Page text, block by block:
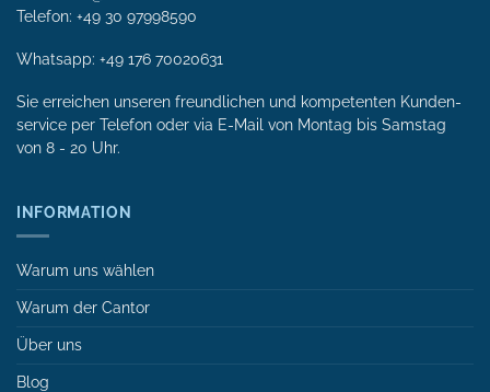
Telefon: +49 30 97998590
Whatsapp: +49 176 70020631
Sie erreichen unseren freundlichen und kompetenten Kunden­
service per Tele­fon oder via E-Mail von Mon­tag bis Samstag
von 8 - 20 Uhr.
INFORMATION
Warum uns wählen
Warum der Cantor
Über uns
Blog